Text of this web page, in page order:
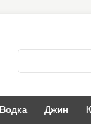
Водка Джин